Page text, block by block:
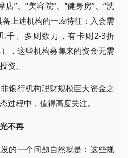
店”、“美容院”、“健身房”、“洗
备上述机构的一应特征：入会需
千、多则数万，有卡则2-3折
），这些机构募集来的资金无需
资。
银行机构理财规模巨大资金之
过程中，值得高度关注。
不再
的一个问题自然就是：这些规